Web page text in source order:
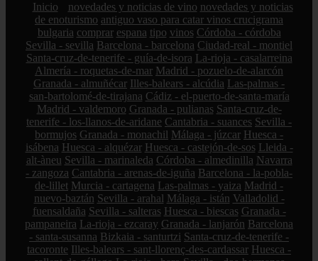
Inicio novedades y noticias de vino novedades y noticias
de enoturismo antiguo vaso para catar vinos crucigrama
bulgaria comprar espana tipo vinos Córdoba - córdoba
Sevilla - sevilla Barcelona - barcelona Ciudad-real - montiel
Santa-cruz-de-tenerife - guía-de-isora La-rioja - casalarreina
Almería - roquetas-de-mar Madrid - pozuelo-de-alarcón
Granada - almuñécar Illes-balears - alcúdia Las-palmas -
san-bartolomé-de-tirajana Cádiz - el-puerto-de-santa-maría
Madrid - valdemoro Granada - pulianas Santa-cruz-de-
tenerife - los-llanos-de-aridane Cantabria - suances Sevilla -
bormujos Granada - monachil Málaga - júzcar Huesca -
isábena Huesca - alquézar Huesca - castejón-de-sos Lleida -
alt-àneu Sevilla - marinaleda Córdoba - almedinilla Navarra
- zangoza Cantabria - arenas-de-iguña Barcelona - la-pobla-
de-lillet Murcia - cartagena Las-palmas - yaiza Madrid -
nuevo-baztán Sevilla - arahal Málaga - istán Valladolid -
fuensaldaña Sevilla - salteras Huesca - biescas Granada -
pampaneira La-rioja - ezcaray Granada - lanjarón Barcelona
- santa-susanna Bizkaia - santurtzi Santa-cruz-de-tenerife -
tacoronte Illes-balears - sant-llorenç-des-cardassar Huesca -